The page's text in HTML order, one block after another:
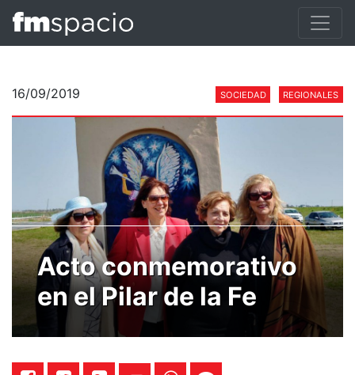
16/09/2019 SOCIEDAD REGIONALES
Acto conmemorativo
en el Pilar de la Fe